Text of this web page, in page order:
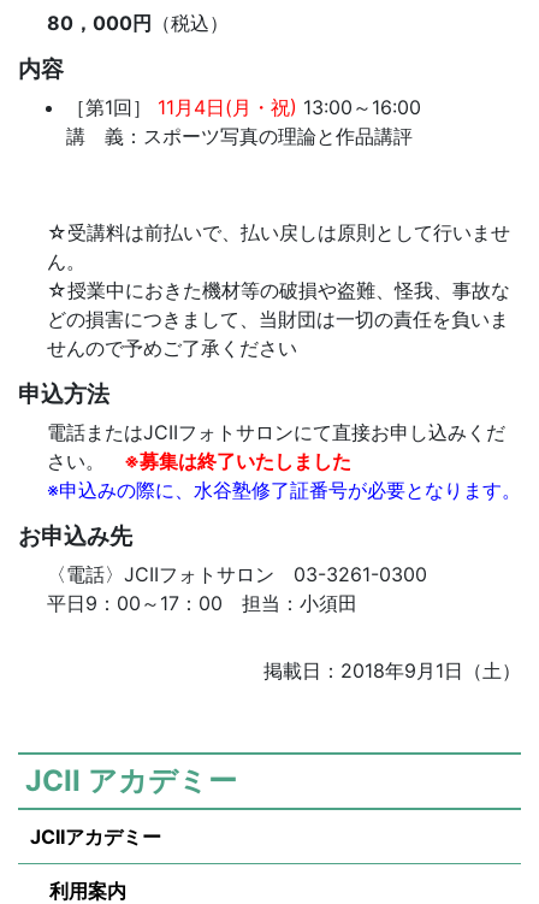
80，000円 （税込）
内容
［第1回］ 11月4日(月・祝) 13:00～16:00
講 義：スポーツ写真の理論と作品講評
☆受講料は前払いで、払い戻しは原則として行いませ
ん。
☆授業中におきた機材等の破損や盗難、怪我、事故な
どの損害につきまして、当財団は一切の責任を負いま
せんので予めご了承ください
申込方法
電話またはJCIIフォトサロンにて直接お申し込みくだ
さい。 ※募集は終了いたしました
※申込みの際に、水谷塾修了証番号が必要となります。
お申込み先
〈電話〉JCIIフォトサロン 03-3261-0300
平日9：00～17：00 担当：小須田
掲載日：2018年9月1日（土）
JCII アカデミー
JCIIアカデミー
利用案内